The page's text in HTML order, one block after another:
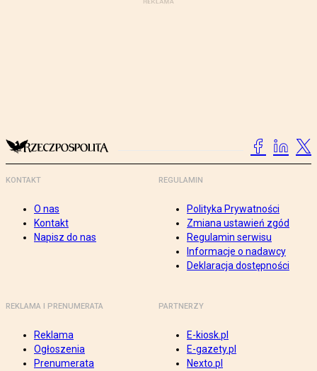
KONTAKT
O nas
Kontakt
Napisz do nas
REGULAMIN
Polityka Prywatności
Zmiana ustawień zgód
Regulamin serwisu
Informacje o nadawcy
Deklaracja dostępności
REKLAMA I PRENUMERATA
Reklama
Ogłoszenia
Prenumerata
PARTNERZY
E-kiosk.pl
E-gazety.pl
Nexto.pl